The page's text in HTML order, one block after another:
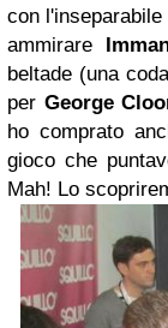
con l'inseparabile
ammirare
beltade (una
per George
ho comprato
gioco che
Mah! Lo